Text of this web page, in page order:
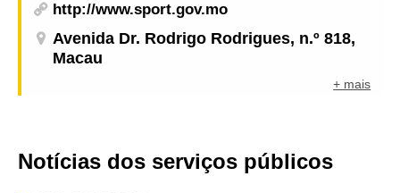
http://www.sport.gov.mo
Avenida Dr. Rodrigo Rodrigues, n.º 818,
Macau
+ mais
Notícias dos serviços públicos